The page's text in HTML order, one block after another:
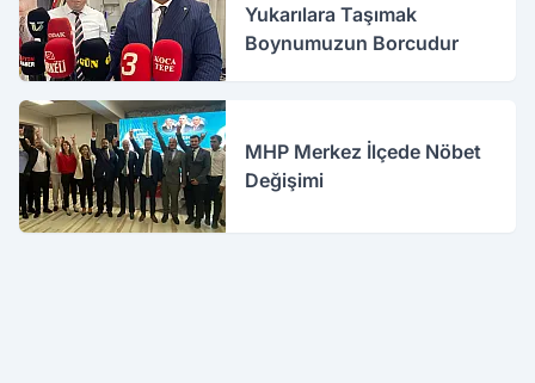
Yukarılara Taşımak
Boynumuzun Borcudur
MHP Merkez İlçede Nöbet
Değişimi